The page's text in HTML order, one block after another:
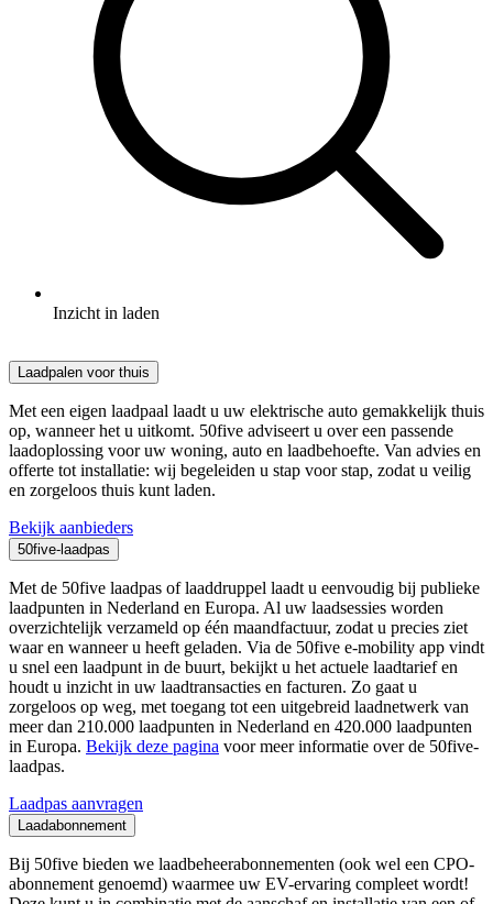
Inzicht in laden
Laadpalen voor thuis
Met een eigen laadpaal laadt u uw elektrische auto gemakkelijk thuis
op, wanneer het u uitkomt. 50five adviseert u over een passende
laadoplossing voor uw woning, auto en laadbehoefte. Van advies en
offerte tot installatie: wij begeleiden u stap voor stap, zodat u veilig
en zorgeloos thuis kunt laden.
Bekijk aanbieders
50five-laadpas
Met de 50five laadpas of laaddruppel laadt u eenvoudig bij publieke
laadpunten in Nederland en Europa. Al uw laadsessies worden
overzichtelijk verzameld op één maandfactuur, zodat u precies ziet
waar en wanneer u heeft geladen. Via de 50five e-mobility app vindt
u snel een laadpunt in de buurt, bekijkt u het actuele laadtarief en
houdt u inzicht in uw laadtransacties en facturen. Zo gaat u
zorgeloos op weg, met toegang tot een uitgebreid laadnetwerk van
meer dan 210.000 laadpunten in Nederland en 420.000 laadpunten
in Europa. Bekijk deze pagina voor meer informatie over de 50five-
laadpas.
Laadpas aanvragen
Laadabonnement
Bij 50five bieden we laadbeheerabonnementen (ook wel een CPO-
abonnement genoemd) waarmee uw EV-ervaring compleet wordt!